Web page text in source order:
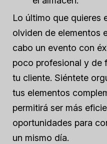
Lo último que quieres
olviden de elementos
cabo un evento con
poco profesional y de
tu cliente. Siéntete
tus elementos
permitirá ser más
oportunidades para
un mismo día.